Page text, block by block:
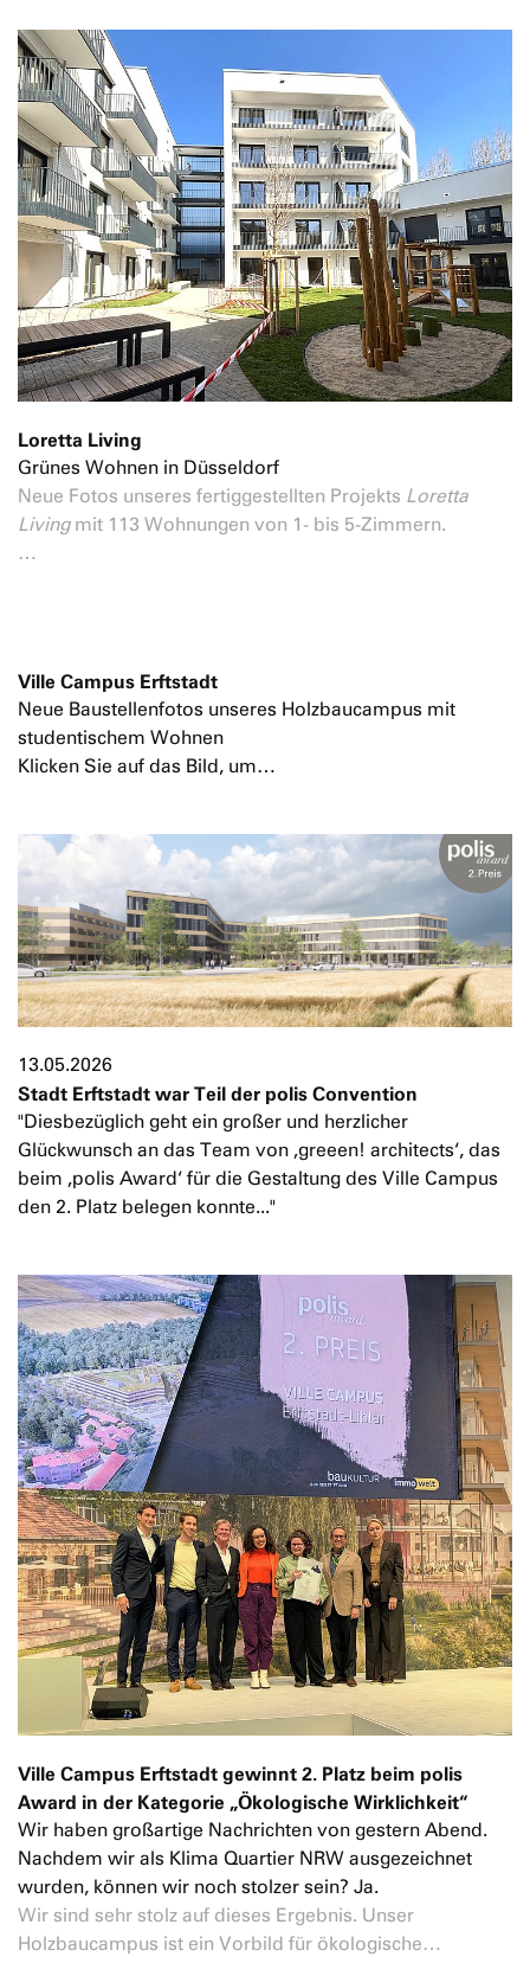
Loretta Living
Grünes Wohnen in Düsseldorf
Neue Fotos unseres fertiggestellten Projekts Loretta
Livingmit 113 Wohnungen von 1- bis 5-Zimmern.
…
Ville Campus Erftstadt
Neue Baustellenfotos unseres Holzbaucampus mit
studentischem Wohnen
Klicken Sie auf das Bild, um…
13.05.2026
Stadt Erftstadt war Teil der polis Convention
"Diesbezüglich geht ein großer und herzlicher
Glückwunsch an das Team von ‚greeen! architects‘, das
beim ‚polis Award‘ für die Gestaltung des Ville Campus
den 2. Platz belegen konnte..."
Ville Campus Erftstadt gewinnt 2. Platz beim polis
Award in der Kategorie „Ökologische Wirklichkeit“
Wir haben großartige Nachrichten von gestern Abend.
Nachdem wir als Klima Quartier NRW ausgezeichnet
wurden, können wir noch stolzer sein? Ja.
Wir sind sehr stolz auf dieses Ergebnis. Unser
Holzbaucampus ist ein Vorbild für ökologische…